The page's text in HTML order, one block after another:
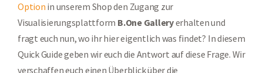
Option in unserem Shop den Zugang zur
Visualisierungsplattform B.One Galleryerhalten und
fragt euch nun, wo ihr hier eigentlich was findet? In diesem
Quick Guide geben wir euch die Antwort auf diese Frage. Wir
verschaffen euch einen Überblick über die